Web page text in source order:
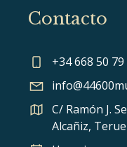
Contacto
+34 668 50 79
C/ Ramón J.
Alcañiz,